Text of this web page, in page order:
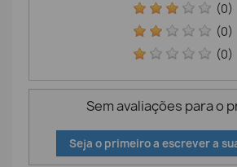
(0)
(0)
(0)
Sem avaliações para o
Seja o primeiro a escrever a